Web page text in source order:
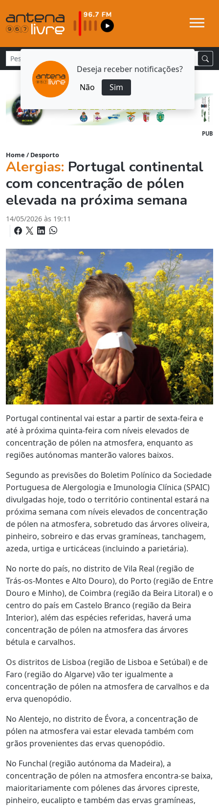
Deseja receber notificações?
Não
Sim
PUB
Home / Desporto
Alergias: Portugal continental
com concentração de pólen
elevada na próxima semana
14/05/2026 às 19:11
Portugal continental vai estar a partir de sexta-feira e
até à próxima quinta-feira com níveis elevados de
concentração de pólen na atmosfera, enquanto as
regiões autónomas manterão valores baixos.
Segundo as previsões do Boletim Polínico da Sociedade
Portuguesa de Alergologia e Imunologia Clínica (SPAIC)
divulgadas hoje, todo o território continental estará na
próxima semana com níveis elevados de concentração
de pólen na atmosfera, sobretudo das árvores oliveira,
pinheiro, sobreiro e das ervas gramíneas, tanchagem,
azeda, urtiga e urticáceas (incluindo a parietária).
No norte do país, no distrito de Vila Real (região de
Trás-os-Montes e Alto Douro), do Porto (região de Entre
Douro e Minho), de Coimbra (região da Beira Litoral) e o
centro do país em Castelo Branco (região da Beira
Interior), além das espécies referidas, haverá uma
concentração de pólen na atmosfera das árvores
bétula e carvalhos.
Os distritos de Lisboa (região de Lisboa e Setúbal) e de
Faro (região do Algarve) vão ter igualmente a
concentração de pólen na atmosfera de carvalhos e da
erva quenopódio.
No Alentejo, no distrito de Évora, a concentração de
pólen na atmosfera vai estar elevada também com
grãos provenientes das ervas quenopódio.
No Funchal (região autónoma da Madeira), a
concentração de pólen na atmosfera encontra-se baixa,
maioritariamente com pólenes das árvores cipreste,
pinheiro, eucalipto e também das ervas gramíneas,